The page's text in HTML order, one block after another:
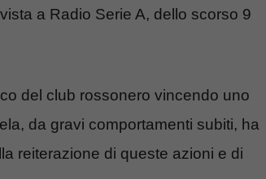
a Radio Serie A, dello scorso 9
del club rossonero vincendo uno
da gravi comportamenti subiti, ha
reiterazione di queste azioni e di